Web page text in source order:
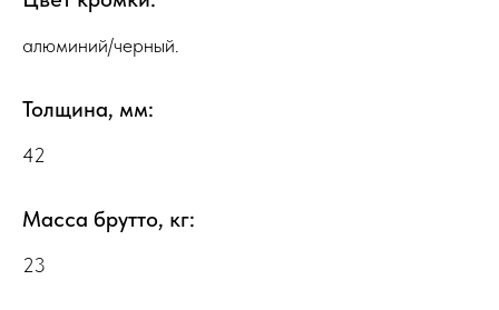
алюминий/черный.
Толщина, мм:
42
Масса брутто, кг:
23